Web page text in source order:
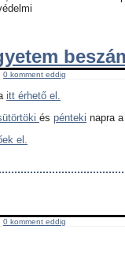
0 komment eddig
itt érhető el.
és pénteki napra
el.
0 komment eddig